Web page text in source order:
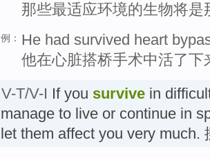
那些最适应环境的生物将是
例： He had survived heart
他在心脏搭桥手术中活了下
V-T/V-I If you survive in
manage to live or continue in
let them affect you very much.